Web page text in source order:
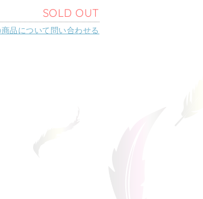
SOLD OUT
商品について問い合わせる